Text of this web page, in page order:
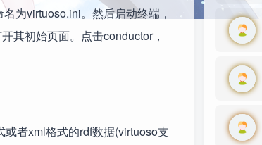
为virtuoso.ini。然后启动终端，
其初始页面。点击conductor，
者xml格式的rdf数据(virtuoso支